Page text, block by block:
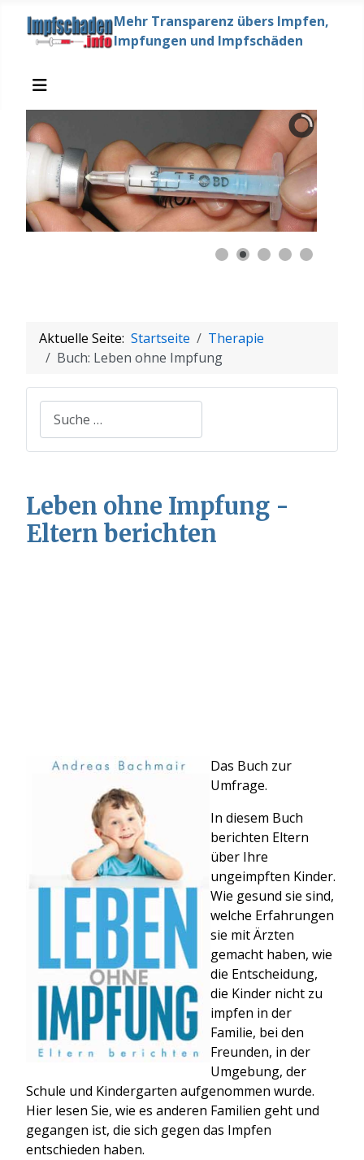
Mehr Transparenz übers Impfen,
Impfungen und Impfschäden
Aktuelle Seite: Startseite
Therapie
Buch: Leben ohne Impfung
Suchen
Leben ohne Impfung -
Eltern berichten
Das Buch zur
Umfrage.
In diesem Buch
berichten Eltern
über Ihre
ungeimpften Kinder.
Wie gesund sie sind,
welche Erfahrungen
sie mit Ärzten
gemacht haben, wie
die Entscheidung,
die Kinder nicht zu
impfen in der
Familie, bei den
Freunden, in der
Umgebung, der
Schule und Kindergarten aufgenommen wurde.
Hier lesen Sie, wie es anderen Familien geht und
gegangen ist, die sich gegen das Impfen
entschieden haben.